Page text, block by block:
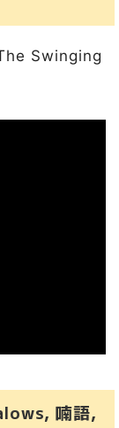
Swinging
喃語,